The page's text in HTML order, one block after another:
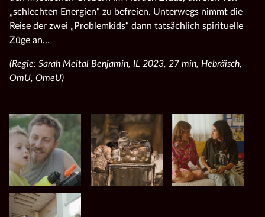
„schlechten Energien“ zu befreien. Unterwegs nimmt die
Reise der zwei „Problemkids“ dann tatsächlich spirituelle
Züge an…
(Regie: Sarah Meital Benjamin, IL 2023, 27 min, Hebräisch,
OmU, OmeU)